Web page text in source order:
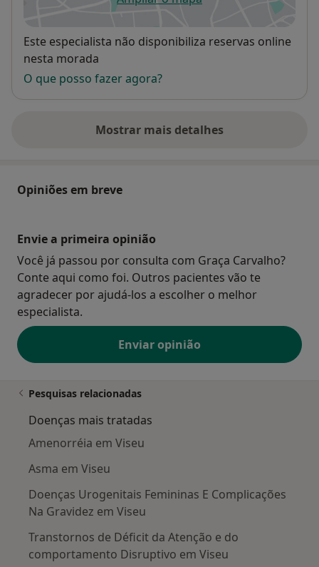
abre num novo separador
Disponibilidade
Este especialista não disponibiliza reservas online
nesta morada
O que posso fazer agora?
Mostrar mais detalhes
sobre o endereço
Opiniões em breve
Envie a primeira opinião
Você já passou por consulta com Graça Carvalho?
Conte aqui como foi. Outros pacientes vão te
agradecer por ajudá-los a escolher o melhor
especialista.
Enviar opinião
Pesquisas relacionadas
Doenças mais tratadas
Amenorréia em Viseu
Asma em Viseu
Doenças Urogenitais Femininas E Complicações
Na Gravidez em Viseu
Transtornos de Déficit da Atenção e do
comportamento Disruptivo em Viseu